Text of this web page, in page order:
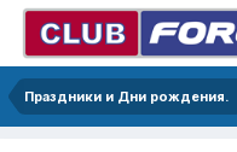
Праздники и Дни рождения.